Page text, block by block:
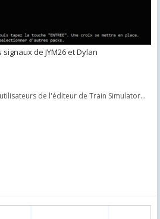
de JYM26 et Dylan
de l'éditeur de Train Simulator...